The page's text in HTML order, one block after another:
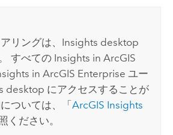
リングは、 Insights desktop
すべての Insights in ArcGIS
in ArcGIS Enterprise ユー
desktop にアクセスすることが
ついては、「ArcGIS Insights
ください。